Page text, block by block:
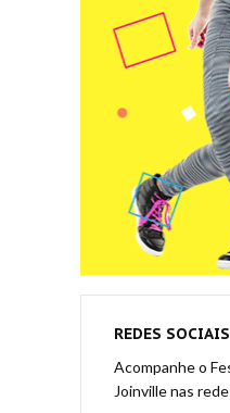
REDES SOCIAIS
Acompanhe o
Joinville nas